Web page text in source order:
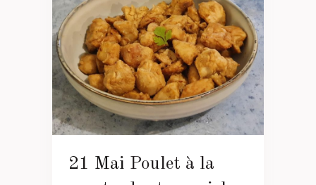
21 Mai Poulet à la